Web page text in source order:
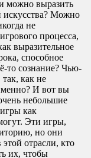
можно выразить
Можно
не
процесса,
выразительное
способное
то сознание? Чью-
как не
И вот вы
небольшие
как
Эти игры,
но они
отрасли, кто
их, чтобы